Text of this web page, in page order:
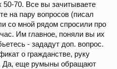
50-70. Все вы зачитываете
на пару вопросов (писал
со мной рядом спросили про
Им главное, поняли вы их
- зададут доп. вопрос.
о гражданстве, руку
Да, еще румыны обращают